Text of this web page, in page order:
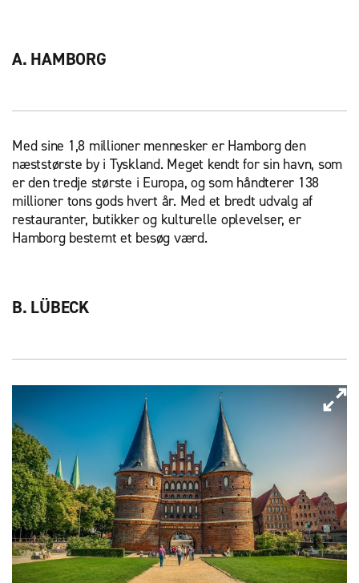
A. HAMBORG
Med sine 1,8 millioner mennesker er Hamborg den
næststørste by i Tyskland. Meget kendt for sin havn, som
er den tredje største i Europa, og som håndterer 138
millioner tons gods hvert år. Med et bredt udvalg af
restauranter, butikker og kulturelle oplevelser, er
Hamborg bestemt et besøg værd.
B. LÜBECK